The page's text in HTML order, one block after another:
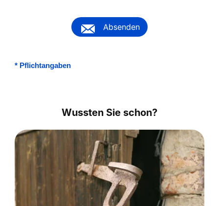
Absenden
* Pflichtangaben
Wussten Sie schon?